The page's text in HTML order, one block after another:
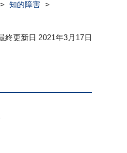
知的障害
終更新日 2021年3月17日